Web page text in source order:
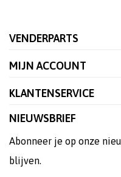
VENDERPARTS
MIJN ACCOUNT
KLANTENSERVICE
NIEUWSBRIEF
Abonneer je op onze
blijven.